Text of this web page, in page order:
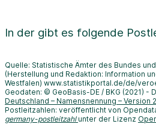
In der gibt es folgende
Quelle: Statistische Ämter des Bundes
(Herstellung und Redaktion: Information
Westfalen) www.statistikportal.de/de/
Geodaten: © GeoBasis-DE / BKG (2021) -
Deutschland – Namensnennung – Version
Postleitzahlen: veröffentlicht von
germany-postleitzahl unter der Lizenz